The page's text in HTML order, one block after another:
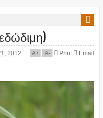
2012 A+ A- Print Email